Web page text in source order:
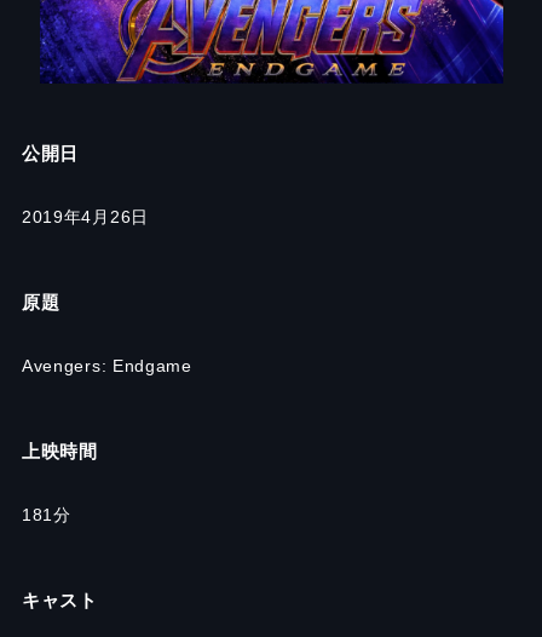
公開日
2019年4月26日
原題
Avengers: Endgame
上映時間
181分
キャスト